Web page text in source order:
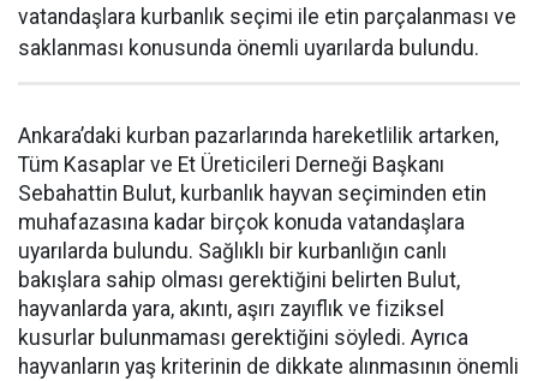
vatandaşlara kurbanlık seçimi ile etin parçalanması ve
saklanması konusunda önemli uyarılarda bulundu.
Ankara’daki kurban pazarlarında hareketlilik artarken,
Tüm Kasaplar ve Et Üreticileri Derneği Başkanı
Sebahattin Bulut, kurbanlık hayvan seçiminden etin
muhafazasına kadar birçok konuda vatandaşlara
uyarılarda bulundu. Sağlıklı bir kurbanlığın canlı
bakışlara sahip olması gerektiğini belirten Bulut,
hayvanlarda yara, akıntı, aşırı zayıflık ve fiziksel
kusurlar bulunmaması gerektiğini söyledi. Ayrıca
hayvanların yaş kriterinin de dikkate alınmasının önemli